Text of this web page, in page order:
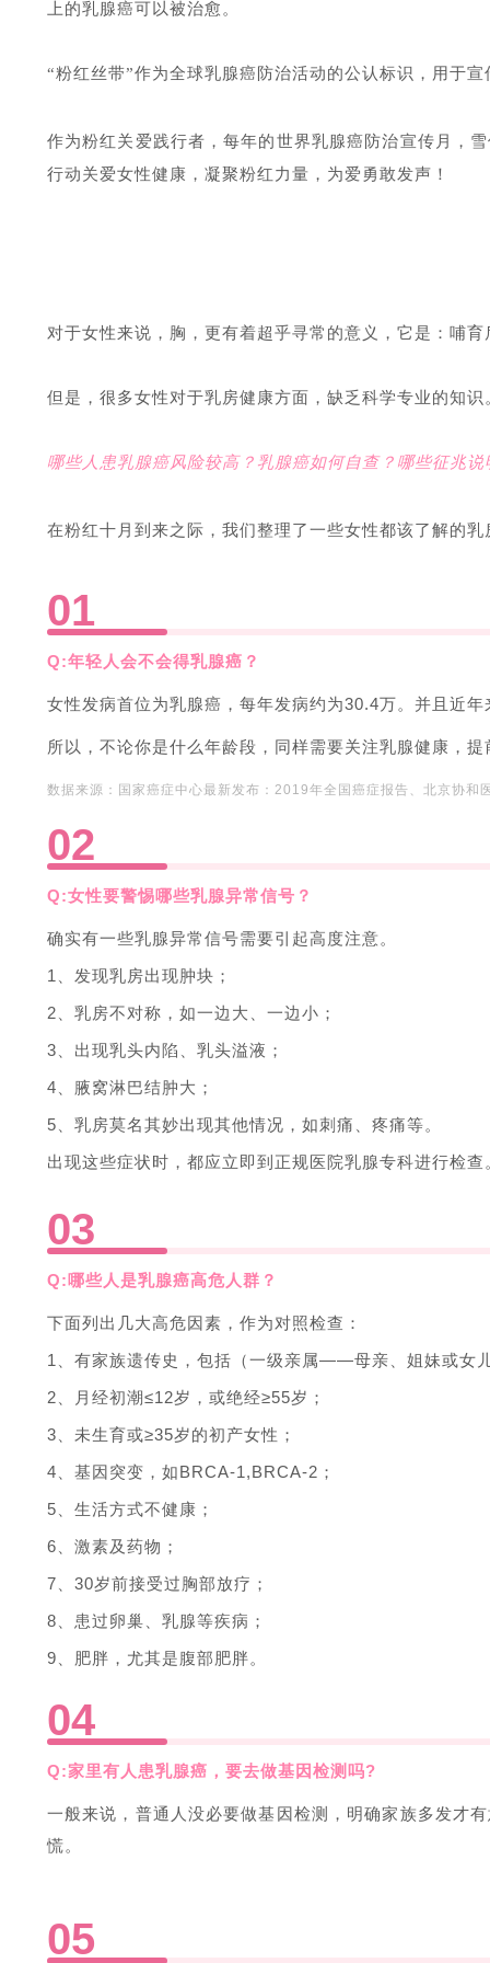
上的乳腺癌可以被治愈。
“粉红丝带”作为全球乳腺癌防治活动的公认标识，用于
作为粉红关爱践行者，每年的世界乳腺癌防治宣传月
，
行动关爱女性健康，凝聚粉红力量，为爱勇敢发声！
对于女性来说，胸，更有着超乎寻常的意义，它是： 哺育
但是，很多女性对于乳房健康方面，缺乏科学专业的知识
哪些人患乳腺癌风险较高？乳腺癌如何自查？哪些征兆
在粉红十月到来之际，我们整理了一些女性都该了解的
01
Q:年轻人会不会得乳腺癌？
女性发病首位为乳腺癌，每年发病约为30.4万。并且近
所以，不论你是什么年龄段，同样需要关注乳腺健康，
数据来源：国家癌症中心最新发布：2019年全国癌症报告、北京协和
02
Q:女性要警惕哪些乳腺异常信号？
确实有一些乳腺异常信号需要引起高度注意。
1、发现乳房出现肿块；
2、乳房不对称，如一边大、一边小；
3、出现乳头内陷、乳头溢液；
4、腋窝淋巴结肿大；
5、乳房莫名其妙出现其他情况，如刺痛、疼痛等。
出现这些症状时，都应立即到正规医院乳腺专科进行检查
03
Q:哪些人是乳腺癌高危人群？
下面列出几大高危因素，作为对照检查：
1、有家族遗传史，包括（一级亲属——母亲、姐妹或
2、月经初潮≤12岁，或绝经≥55岁；
3、未生育或≥35岁的初产女性；
4、基因突变，如BRCA-1,BRCA-2；
5、生活方式不健康；
6、激素及药物；
7、30岁前接受过胸部放疗；
8、患过卵巢、乳腺等疾病；
9、肥胖，尤其是腹部肥胖。
04
Q:家里有人患乳腺癌，要去做基因检测吗?
一般来说，普通人没必要做基因检测，明确家族多发才
慌。
05